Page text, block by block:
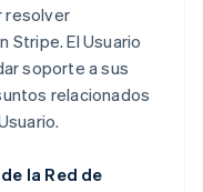
resolver
Stripe. El Usuario
soporte a sus
relacionados
la Red de